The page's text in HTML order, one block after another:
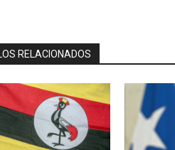
RELACIONADOS